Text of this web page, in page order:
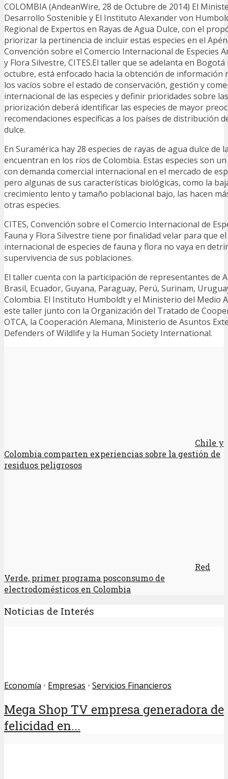
COLOMBIA (AndeanWire, 28 de Octubre de 2014) El
Desarrollo Sostenible y El Instituto Alexander von
Regional de Expertos en Rayas de Agua Dulce, con el
priorizar la pertinencia de incluir estas especies en el
Convención sobre el Comercio Internacional de Especies
y Flora Silvestre, CITES.El taller que se adelanta en Bogotá
octubre, está enfocado hacia la obtención de información
los vacíos sobre el estado de conservación, gestión y
internacional de las especies y definir prioridades sobre
priorización deberá identificar las especies de mayor
recomendaciones específicas a los países de distribución
dulce.
En Suramérica hay 28 especies de rayas de agua dulce de
encuentran en los ríos de Colombia. Estas especies son
con demanda comercial internacional en el mercado de
pero algunas de sus características biológicas, como la
crecimiento lento y tamaño poblacional bajo, las hacen
otras especies.
CITES, Convención sobre el Comercio Internacional de
Fauna y Flora Silvestre tiene por finalidad velar para que
internacional de especies de fauna y flora no vaya en
supervivencia de sus poblaciones.
El taller cuenta con la participación de representantes de
Brasil, Ecuador, Guyana, Paraguay, Perú, Surinam,
Colombia. El Instituto Humboldt y el Ministerio del Medio
este taller junto con la Organización del Tratado de
OTCA, la Cooperación Alemana, Ministerio de Asuntos
Defenders of Wildlife y la Human Society International.
Chile y
Colombia comparten experiencias sobre la gestión de
residuos peligrosos
Red
Verde, primer programa posconsumo de
electrodomésticos en Colombia
Noticias de Interés
Economía • Empresas • Servicios Financieros
Mega Shop TV empresa generadora de
felicidad en...